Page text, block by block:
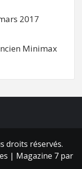
2017
Minimax
droits réservés.
| Magazine 7 par